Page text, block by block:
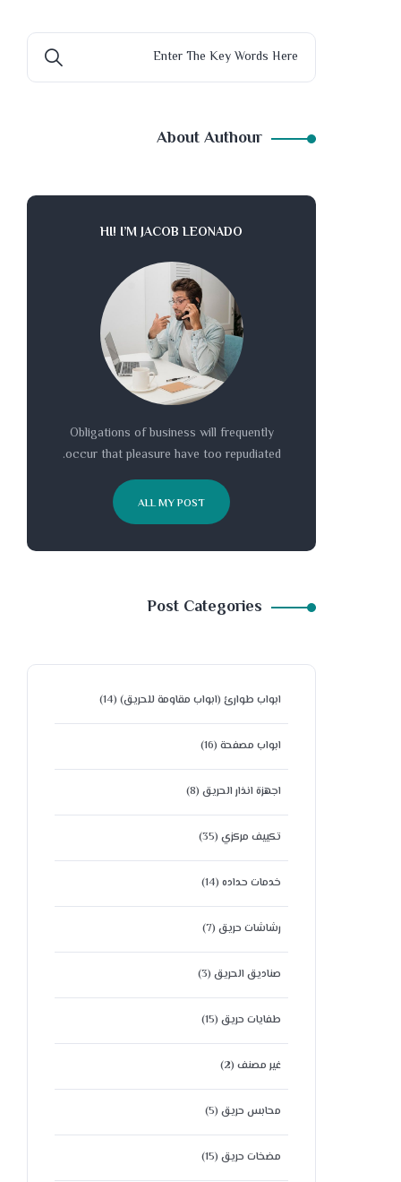
About Authour
HI! I’M JACOB LEONADO
Obligations of business will frequently
occur that pleasure have too repudiated.
ALL MY POST
Post Categories
ابواب طوارئ (ابواب مقاومة للحريق) (14)
ابواب مصفحة (16)
اجهزة انذار الحريق (8)
تكييف مركزي (35)
خدمات حداده (14)
رشاشات حريق (7)
صناديق الحريق (3)
طفايات حريق (15)
غير مصنف (2)
محابس حريق (5)
مضخات حريق (15)